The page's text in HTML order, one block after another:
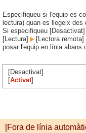
Especifiqueu si l'equip es
lectura) quan es llegeix des
Si especifiqueu
[Lectura]
[Lectora
posar l'equip en línia abans
[Desactivat]
[Activat]
[Fora de línia